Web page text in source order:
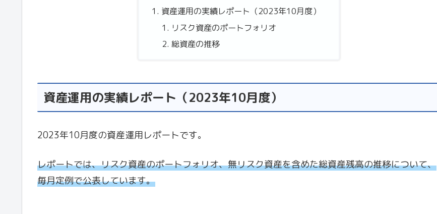
資産運用の実績レポート（2023年10月度）
リスク資産のポートフォリオ
総資産の推移
資産運用の実績レポート（2023年10月度）
2023年10月度の資産運用レポートです。
レポートでは、リスク資産のポートフォリオ、無リスク資産を含めた総資産残高の推移について、
毎月定例で公表しています。